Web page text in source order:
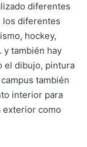
diferentes
los diferentes
hockey,
y también hay
el dibujo, pintura
también
interior para
exterior como